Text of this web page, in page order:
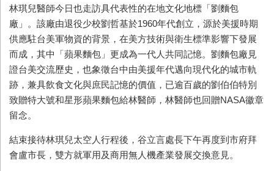
林琪兒醫師今日也走訪具代表性的在地文化地標「劉麵包
廠」。該廠由退役少校劉哲基於1960年代創立，源於美援時期
供應駐台美軍物資的背景，在美方技術與衛生標準影響下發展
而成，其中「蘋果麵包」更成為一代人共同記憶。劉麵包廠見
證台美交流歷史，也象徵台中由美援年代邁向現代化的城市軌
跡，兼具飲食文化與庶民記憶的價值，已逾百歲的劉伯伯特別
致贈特大號和星形蘋果麵包給林醫師，林醫師也回贈NASA徽章
留念。
結束接待林琪兒太空人行程後，谷立言處長下午再度到市府拜
會盧市長，雙方就軍用及商用無人機產業發展交換意見。